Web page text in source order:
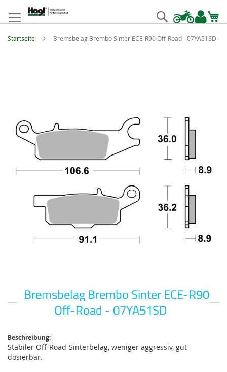
springen
Suche
Startseite Bremsbelag Brembo Sinter ECE-R90 Off-Road - 07YA51SD
Bremsbelag Brembo Sinter ECE-R90
Off-Road - 07YA51SD
springen
Anfang
Beschreibung:
Stabiler Off-Road-Sinterbelag, weniger aggressiv, gut
dosierbar.